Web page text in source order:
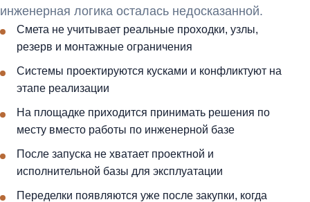
инженерная логика осталась недосказанной.
Смета не учитывает реальные проходки, узлы,
резерв и монтажные ограничения
Системы проектируются кусками и конфликтуют на
этапе реализации
На площадке приходится принимать решения по
месту вместо работы по инженерной базе
После запуска не хватает проектной и
исполнительной базы для эксплуатации
Переделки появляются уже после закупки, когда